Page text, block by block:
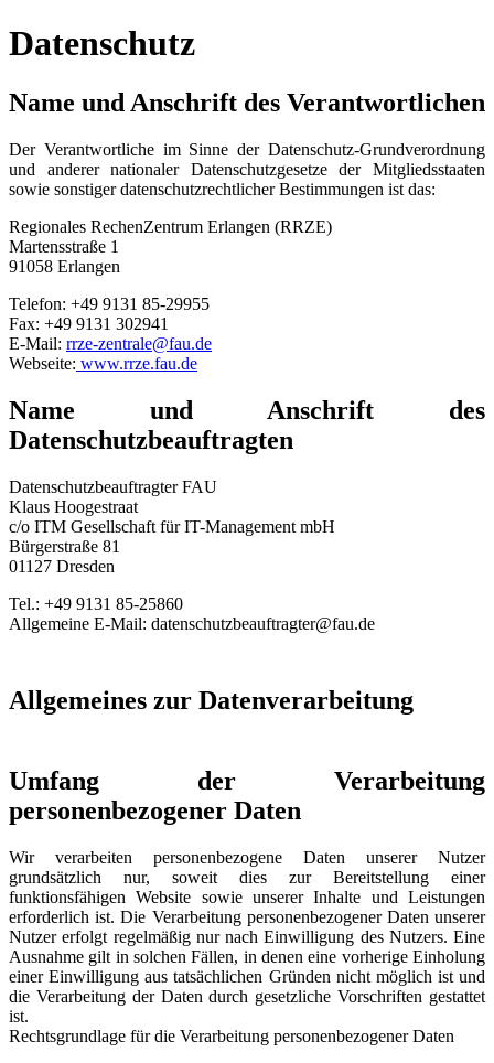
Datenschutz
Name und Anschrift des Verantwortlichen
Der Verantwortliche im Sinne der Datenschutz-Grundverordnung
und anderer nationaler Datenschutzgesetze der Mitgliedsstaaten
sowie sonstiger datenschutzrechtlicher Bestimmungen ist das:
Regionales RechenZentrum Erlangen (RRZE)
Martensstraße 1
91058 Erlangen
Telefon: +49 9131 85-29955
Fax: +49 9131 302941
E-Mail: rrze-zentrale@fau.de
Webseite: www.rrze.fau.de
Name und Anschrift des
Datenschutzbeauftragten
Datenschutzbeauftragter FAU
Klaus Hoogestraat
c/o ITM Gesellschaft für IT-Management mbH
Bürgerstraße 81
01127 Dresden
Tel.: +49 9131 85-25860
Allgemeine E-Mail: datenschutzbeauftragter@fau.de
Allgemeines zur Datenverarbeitung
Umfang der Verarbeitung
personenbezogener Daten
Wir verarbeiten personenbezogene Daten unserer Nutzer
grundsätzlich nur, soweit dies zur Bereitstellung einer
funktionsfähigen Website sowie unserer Inhalte und Leistungen
erforderlich ist. Die Verarbeitung personenbezogener Daten unserer
Nutzer erfolgt regelmäßig nur nach Einwilligung des Nutzers. Eine
Ausnahme gilt in solchen Fällen, in denen eine vorherige Einholung
einer Einwilligung aus tatsächlichen Gründen nicht möglich ist und
die Verarbeitung der Daten durch gesetzliche Vorschriften gestattet
ist.
Rechtsgrundlage für die Verarbeitung personenbezogener Daten